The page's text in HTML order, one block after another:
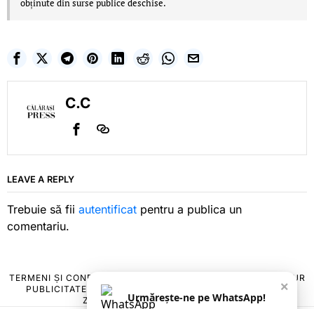
obținute din surse publice deschise.
C.C
LEAVE A REPLY
Trebuie să fii autentificat pentru a publica un
comentariu.
TERMENI ȘI CONDIȚII
POLITICA DE ANULARE & RETUR
PUBLICITATE ONLINE & TIPĂRITĂ
CONTACT
ZIARUL ANUNȚUL CĂLĂRĂȘEAN
×
Urmărește-ne pe WhatsApp!